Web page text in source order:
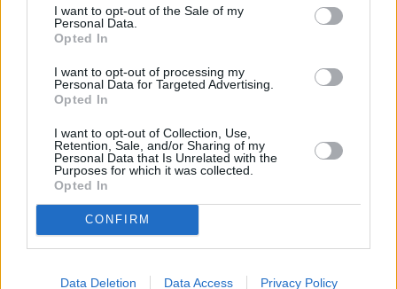
I want to opt-out of the Sale of my
Personal Data.
Opted In
I want to opt-out of processing my
Personal Data for Targeted Advertising.
Opted In
I want to opt-out of Collection, Use,
Retention, Sale, and/or Sharing of my
Personal Data that Is Unrelated with the
Purposes for which it was collected.
Opted In
CONFIRM
Data Deletion Data Access Privacy Policy